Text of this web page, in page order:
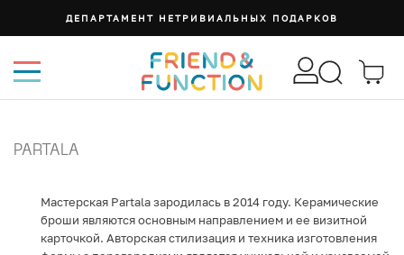
ДЕПАРТАМЕНТ НЕТРИВИАЛЬНЫХ ПОДАРКОВ
PARTALA
Мастерская Partala зародилась в 2014 году. Керамические
броши являются основным направлением и ее визитной
карточкой. Авторская стилизация и техника изготовления